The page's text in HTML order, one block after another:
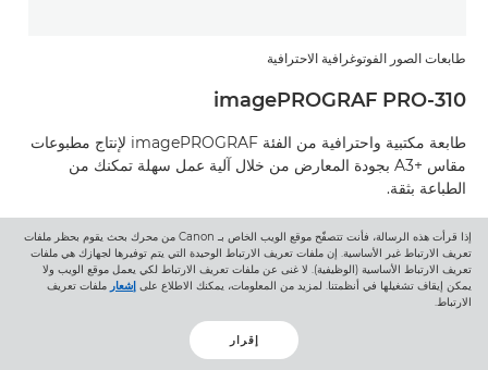
طابعات الصور الفوتوغرافية الاحترافية
imagePROGRAF PRO-310
طابعة مكتبية واحترافية من الفئة imagePROGRAF لإنتاج مطبوعات
مقاس A3+‎ بجودة المعارض من خلال آلية عمل سهلة تمكنك من
الطباعة بثقة.
الرسائل الإخبارية
الاشتراك في الرسائل الإخبارية التي نقدمها
إذا قرأت هذه الرسالة، فأنت تتصفّح موقع الويب الخاص بـ Canon من محرك بحث يقوم بحظر ملفات
تعريف الارتباط غير الأساسية. إن ملفات تعريف الارتباط الوحيدة التي يتم توفيرها لجهازك هي ملفات
تعريف الارتباط الأساسية (الوظيفية). لا غنى عن ملفات تعريف الارتباط لكي يعمل موقع الويب ولا
يمكن إيقاف تشغيلها في أنظمتنا. لمزيد من المعلومات، يمكنك الاطلاع على إشعار ملفات تعريف
الارتباط.
إقرار